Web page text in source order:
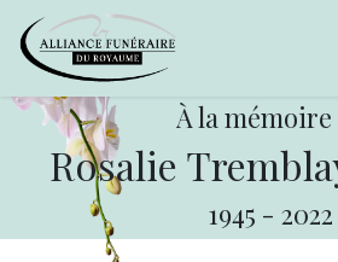
À la mémoire
Rosalie
1945 - 2022